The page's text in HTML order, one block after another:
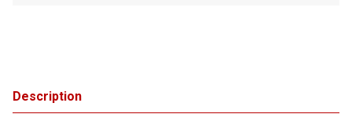
Description